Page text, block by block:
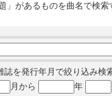
」があるものを曲名で検
誌を発行年月で絞り込み検
月から 年